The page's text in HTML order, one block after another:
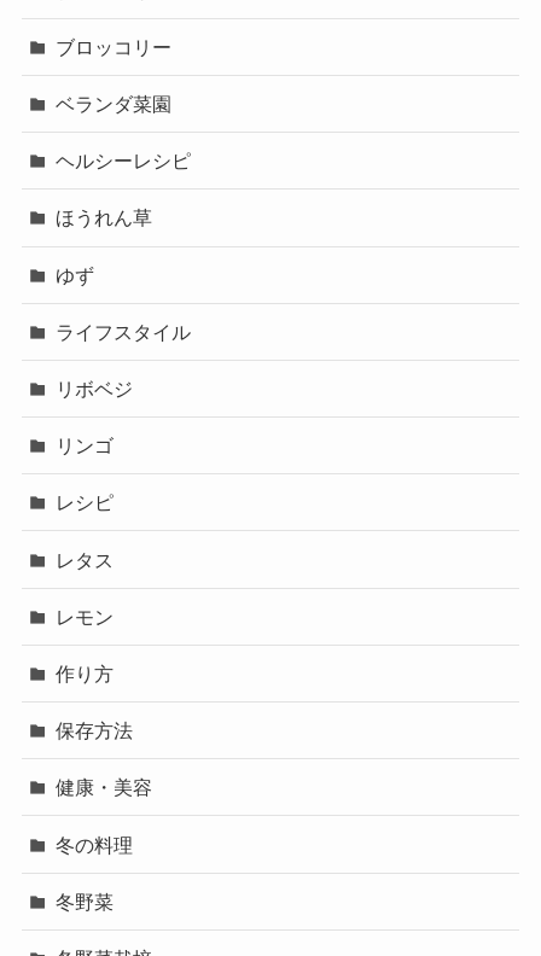
ブロッコリー
ベランダ菜園
ヘルシーレシピ
ほうれん草
ゆず
ライフスタイル
リボベジ
リンゴ
レシピ
レタス
レモン
作り方
保存方法
健康・美容
冬の料理
冬野菜